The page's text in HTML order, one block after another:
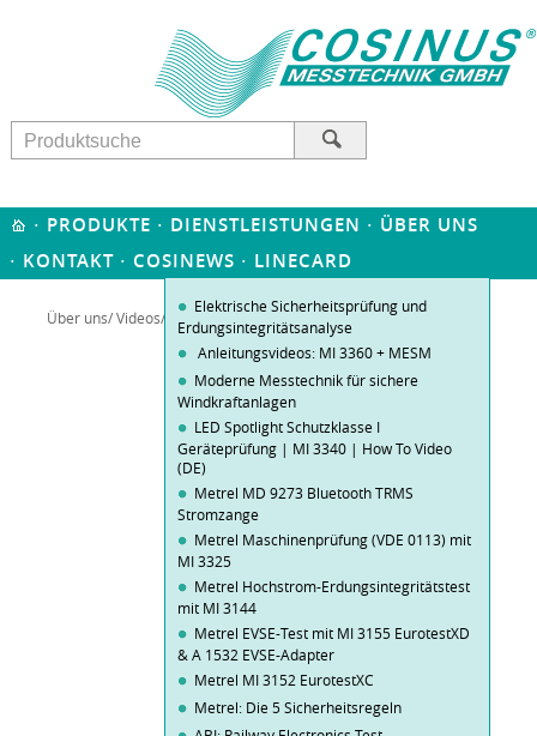
· PRODUKTE · DIENSTLEISTUNGEN · ÜBER UNS
· KONTAKT · COSINEWS · LINECARD
Über uns/Videos/ Metrel MI 3152 EurotestXC
Elektrische Sicherheitsprüfung und
Erdungsintegritätsanalyse
Anleitungsvideos: MI 3360 + MESM
Moderne Messtechnik für sichere
Windkraftanlagen
LED Spotlight Schutzklasse I
Geräteprüfung | MI 3340 | How To Video
(DE)
Metrel MD 9273 Bluetooth TRMS
Stromzange
Metrel Maschinenprüfung (VDE 0113) mit
MI 3325
Metrel Hochstrom-Erdungsintegritätstest
mit MI 3144
Metrel EVSE-Test mit MI 3155 EurotestXD
& A 1532 EVSE-Adapter
Metrel MI 3152 EurotestXC
Metrel: Die 5 Sicherheitsregeln